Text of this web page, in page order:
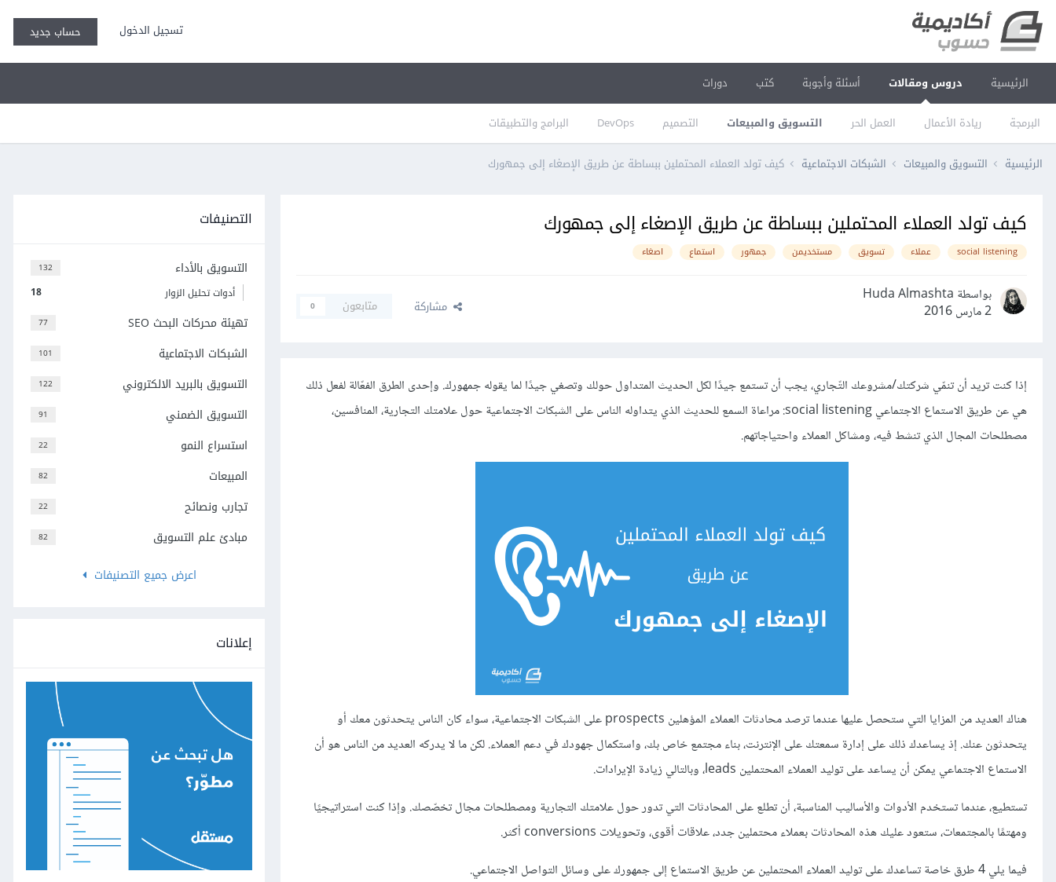
تسجيل الدخول حساب جديد
الرئيسية دروس ومقالات
البرمجة ريادة الأعمال العمل الحر التسويق والمبيعات التصميم DevOps البرامج والتطبيقات
أسئلة وأجوبة كتب دورات
الرئيسية التسويق والمبيعات الشبكات الاجتماعية كيف تولد العملاء المحتملين ببساطة عن طريق الإصغاء إلى جمهورك
كيف تولد العملاء المحتملين ببساطة عن طريق الإصغاء إلى جمهورك
social listening عملاء تسويق مستخديمن جمهور استماع اصغاء
بواسطة Huda Almashta
2 مارس 2016
مشاركة متابعون 0
إذا كنت تريد أن تنمّي شركتك/مشروعك التّجاري، يجب أن تستمع جيدًا لكل الحديث المتداول حولك وتصغي جيدًا لما يقوله جمهورك. وإحدى الطرق الفعّالة لفعل ذلك
هي عن طريق الاستماع الاجتماعي social listening: مراعاة السمع للحديث الذي يتداوله الناس على الشبكات الاجتماعية حول علامتك التجارية، المنافسين،
مصطلحات المجال الذي تنشط فيه، ومشاكل العملاء واحتياجاتهم.
هناك العديد من المزايا التي ستحصل عليها عندما ترصد محادثات العملاء المؤهلين prospects على الشبكات الاجتماعية، سواء كان الناس يتحدثون معك أو
يتحدثون عنك. إذ يساعدك ذلك على إدارة سمعتك على الإنترنت، بناء مجتمع خاص بك، واستكمال جهودك في دعم العملاء. لكن ما لا يدركه العديد من الناس هو أن
الاستماع الاجتماعي يمكن أن يساعد على توليد العملاء المحتملين leads، وبالتالي زيادة الإيرادات.
تستطيع، عندما تستخدم الأدوات والأساليب المناسبة، أن تطلع على المحادثات التي تدور حول علامتك التجارية ومصطلحات مجال تخصّصك. وإذا كنت استراتيجيًا
ومهتمًا بالمجتمعات، ستعود عليك هذه المحادثات بعملاء محتملين جدد، علاقات أقوى، وتحويلات conversions أكثر.
فيما يلي 4 طرق خاصة تساعدك على توليد العملاء المحتملين عن طريق الاستماع إلى جمهورك على وسائل التواصل الاجتماعي.
التصنيفات
132 التسويق بالأداء
18 أدوات تحليل الزوار
77 تهيئة محركات البحث SEO
101 الشبكات الاجتماعية
122 التسويق بالبريد الالكتروني
91 التسويق الضمني
22 استسراع النمو
82 المبيعات
22 تجارب ونصائح
82
مبادئ علم التسويق
اعرض جميع التصنيفات
إعلانات